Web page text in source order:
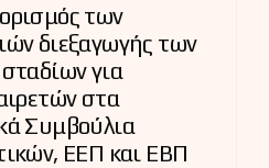
των
διεξαγωγής των
για
στα
Συμβούλια
ΕΕΠ και ΕΒΠ